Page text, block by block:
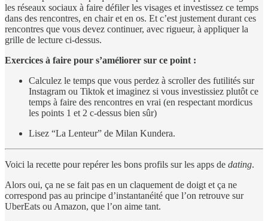
les réseaux sociaux à faire défiler les visages et investissez ce temps
dans des rencontres, en chair et en os. Et c’est justement durant ces
rencontres que vous devez continuer, avec rigueur, à appliquer la
grille de lecture ci-dessus.
Exercices à faire pour s’améliorer sur ce point :
Calculez le temps que vous perdez à scroller des futilités sur
Instagram ou Tiktok et imaginez si vous investissiez plutôt ce
temps à faire des rencontres en vrai (en respectant mordicus
les points 1 et 2 c-dessus bien sûr)
Lisez “La Lenteur” de Milan Kundera.
Voici la recette pour repérer les bons profils sur les apps de dating.
Alors oui, ça ne se fait pas en un claquement de doigt et ça ne
correspond pas au principe d’instantanéité que l’on retrouve sur
UberEats ou Amazon, que l’on aime tant.